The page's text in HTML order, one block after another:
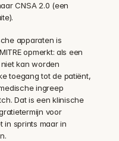
CNSA 2.0 (een
apparaten is
opmerkt: als een
kan worden
toegang tot de patiënt,
ingreep
Dat is een klinische
voor
in sprints maar in